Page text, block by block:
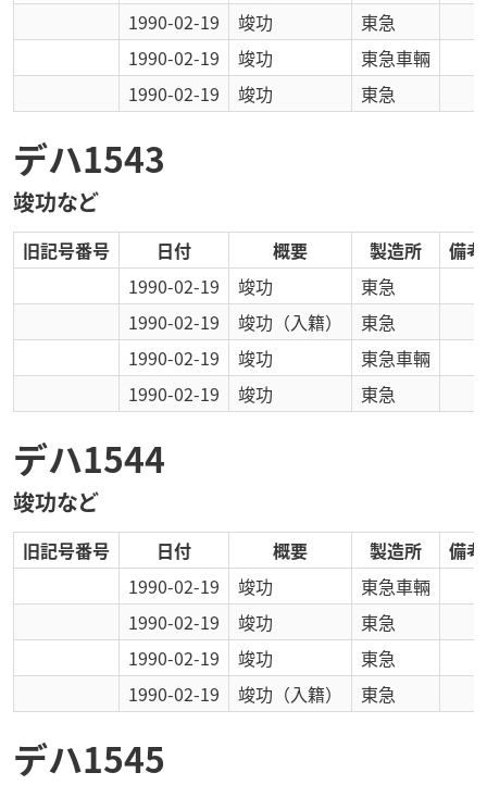
1990-02-19
竣功
東急
1990-02-19
竣功
東急車輛
1990-02-19
竣功 東急
デハ1543
竣功など
旧記号番号 日付 概要 製造所
備
1990-02-19
竣功
東急
1990-02-19
竣功 （入籍）
東急
1990-02-19
竣功
東急車輛
1990-02-19
竣功 東急
デハ1544
竣功など
旧記号番号 日付 概要 製造所
備
1990-02-19
竣功
東急車輛
1990-02-19
竣功
東急
1990-02-19
竣功
東急
1990-02-19
竣功 （入籍） 東急
デハ1545